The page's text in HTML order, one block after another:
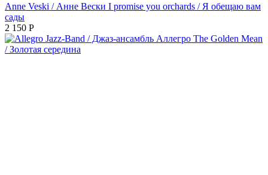
Anne Veski / Анне Вески I promise you orchards / Я обещаю вам
сады
2 150 Р